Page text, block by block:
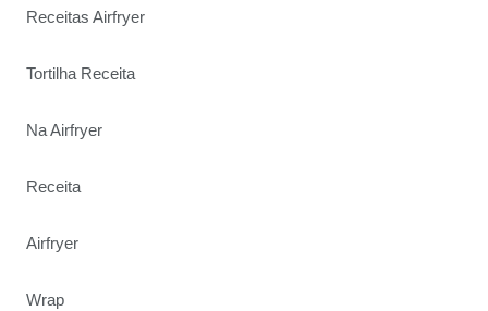
Receitas Airfryer
Tortilha Receita
Na Airfryer
Receita
Airfryer
Wrap